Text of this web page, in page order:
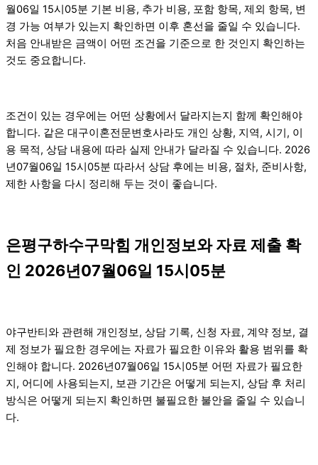
월06일 15시05분 기본 비용, 추가 비용, 포함 항목, 제외 항목, 변
경 가능 여부가 있는지 확인하면 이후 혼선을 줄일 수 있습니다.
처음 안내받은 금액이 어떤 조건을 기준으로 한 것인지 확인하는
것도 중요합니다.
조건이 있는 경우에는 어떤 상황에서 달라지는지 함께 확인해야
합니다. 같은 대구이혼전문변호사라도 개인 상황, 지역, 시기, 이
용 목적, 상담 내용에 따라 실제 안내가 달라질 수 있습니다. 2026
년07월06일 15시05분 따라서 상담 후에는 비용, 절차, 준비사항,
제한 사항을 다시 정리해 두는 것이 좋습니다.
은평구하수구막힘 개인정보와 자료 제출 확
인 2026년07월06일 15시05분
야구반티와 관련해 개인정보, 상담 기록, 신청 자료, 계약 정보, 결
제 정보가 필요한 경우에는 자료가 필요한 이유와 활용 범위를 확
인해야 합니다. 2026년07월06일 15시05분 어떤 자료가 필요한
지, 어디에 사용되는지, 보관 기간은 어떻게 되는지, 상담 후 처리
방식은 어떻게 되는지 확인하면 불필요한 불안을 줄일 수 있습니
다.